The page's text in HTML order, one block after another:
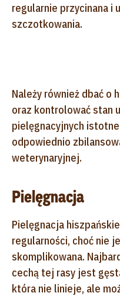
regularnie przycinana i
szczotkowania.
Należy również dbać o
oraz kontrolować stan
pielęgnacyjnych
odpowiednio
weterynaryjnej.
Pielęgnacja
Pielęgnacja
regularności, choć nie
skomplikowana.
cechą tej rasy jest
która nie linieje, ale